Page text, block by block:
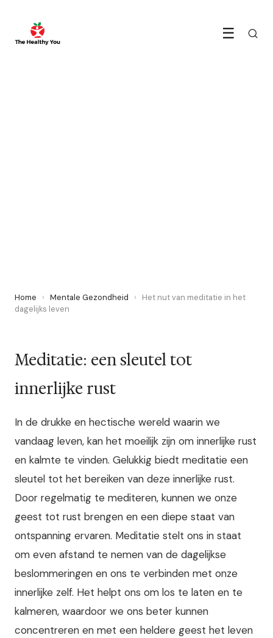
☰
Home › Mentale Gezondheid ›
Het nut van meditatie in het
dagelijks leven
Meditatie: een sleutel tot
innerlijke rust
In de drukke en hectische wereld waarin we
vandaag leven, kan het moeilijk zijn om innerlijke rust
en kalmte te vinden. Gelukkig biedt meditatie een
sleutel tot het bereiken van deze innerlijke rust.
Door regelmatig te mediteren, kunnen we onze
geest tot rust brengen en een diepe staat van
ontspanning ervaren. Meditatie stelt ons in staat
om even afstand te nemen van de dagelijkse
beslommeringen en ons te verbinden met onze
innerlijke zelf. Het helpt ons om los te laten en te
kalmeren, waardoor we ons beter kunnen
concentreren en met een heldere geest het leven